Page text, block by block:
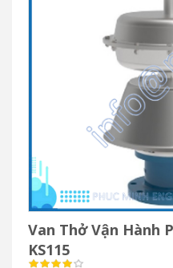
Van Thở Vận Hành
KS115